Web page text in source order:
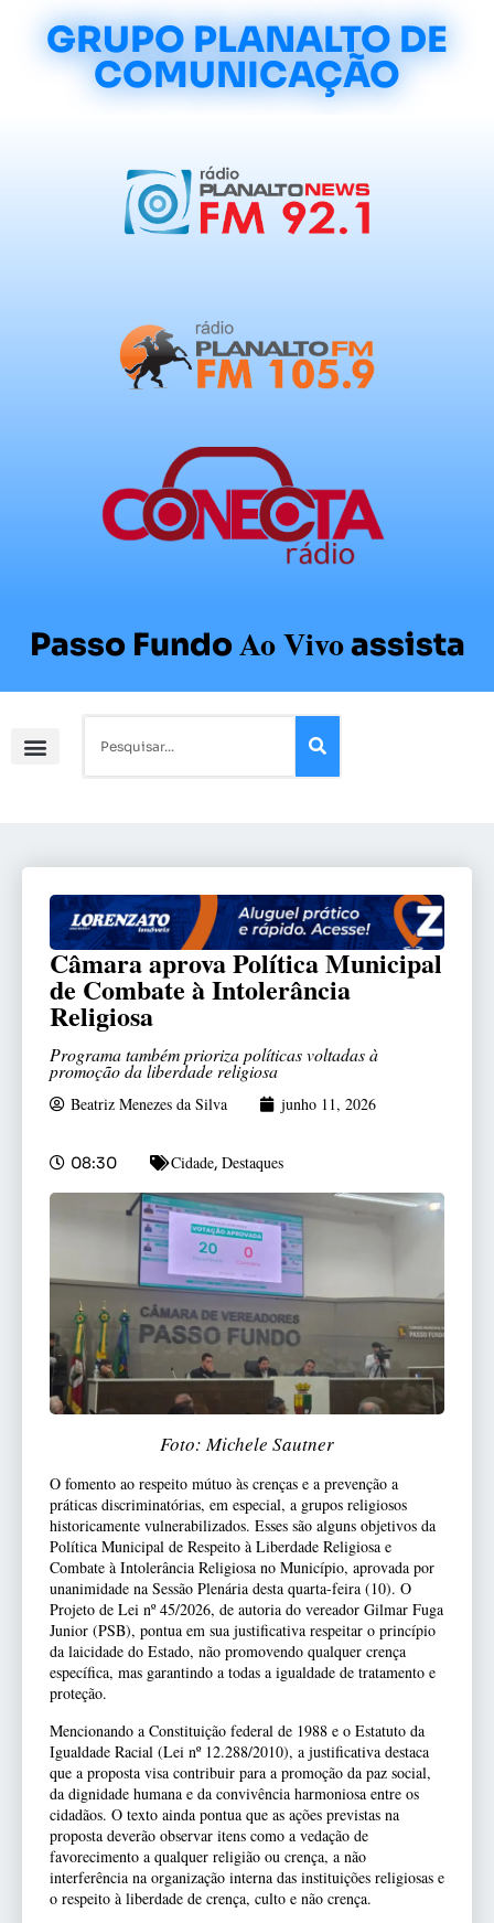
GRUPO PLANALTO DE
COMUNICAÇÃO
Passo FundoAo Vivoassista
Câmara aprova Política Municipal
de Combate à Intolerância
Religiosa
Programa também prioriza políticas voltadas à
promoção da liberdade religiosa
Beatriz Menezes da Silva junho 11, 2026
08:30 Cidade, Destaques
Foto: Michele Sautner
O fomento ao respeito mútuo às crenças e a prevenção a
práticas discriminatórias, em especial, a grupos religiosos
historicamente vulnerabilizados. Esses são alguns objetivos da
Política Municipal de Respeito à Liberdade Religiosa e
Combate à Intolerância Religiosa no Município, aprovada por
unanimidade na Sessão Plenária desta quarta-feira (10). O
Projeto de Lei nº 45/2026, de autoria do vereador Gilmar Fuga
Junior (PSB), pontua em sua justificativa respeitar o princípio
da laicidade do Estado, não promovendo qualquer crença
específica, mas garantindo a todas a igualdade de tratamento e
proteção.
Mencionando a Constituição federal de 1988 e o Estatuto da
Igualdade Racial (Lei nº 12.288/2010), a justificativa destaca
que a proposta visa contribuir para a promoção da paz social,
da dignidade humana e da convivência harmoniosa entre os
cidadãos. O texto ainda pontua que as ações previstas na
proposta deverão observar itens como a vedação de
favorecimento a qualquer religião ou crença, a não
interferência na organização interna das instituições religiosas e
o respeito à liberdade de crença, culto e não crença.